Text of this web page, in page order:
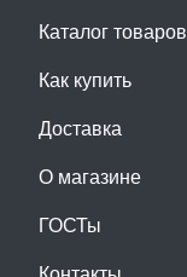
Каталог товаров
Как купить
Доставка
О магазине
ГОСТы